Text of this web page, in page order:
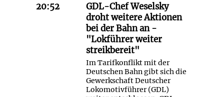
20:52
GDL-Chef Weselsky
droht weitere Aktionen
bei der Bahn an -
"Lokführer weiter
streikbereit"
Im Tarifkonflikt mit der
Deutschen Bahn gibt sich die
Gewerkschaft Deutscher
Lokomotivführer (GDL)